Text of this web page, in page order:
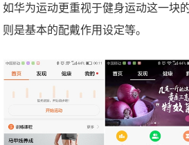
如华为运动更重视于健身运动这一块
则是基本的配戴作用设定等。